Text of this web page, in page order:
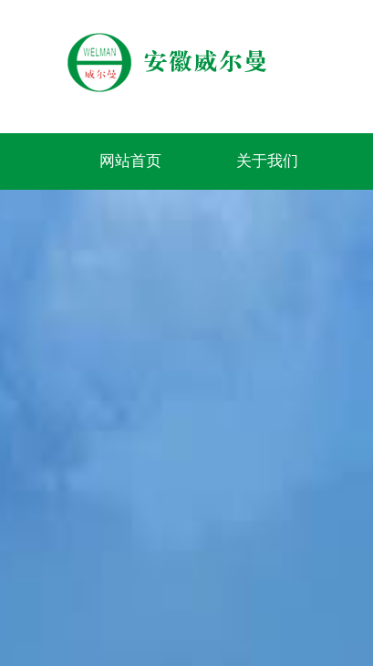
网站首页 关于我们